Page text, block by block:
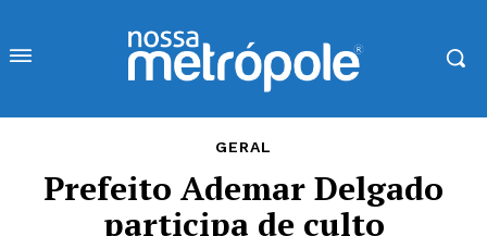
GERAL
Prefeito Ademar Delgado
participa de culto